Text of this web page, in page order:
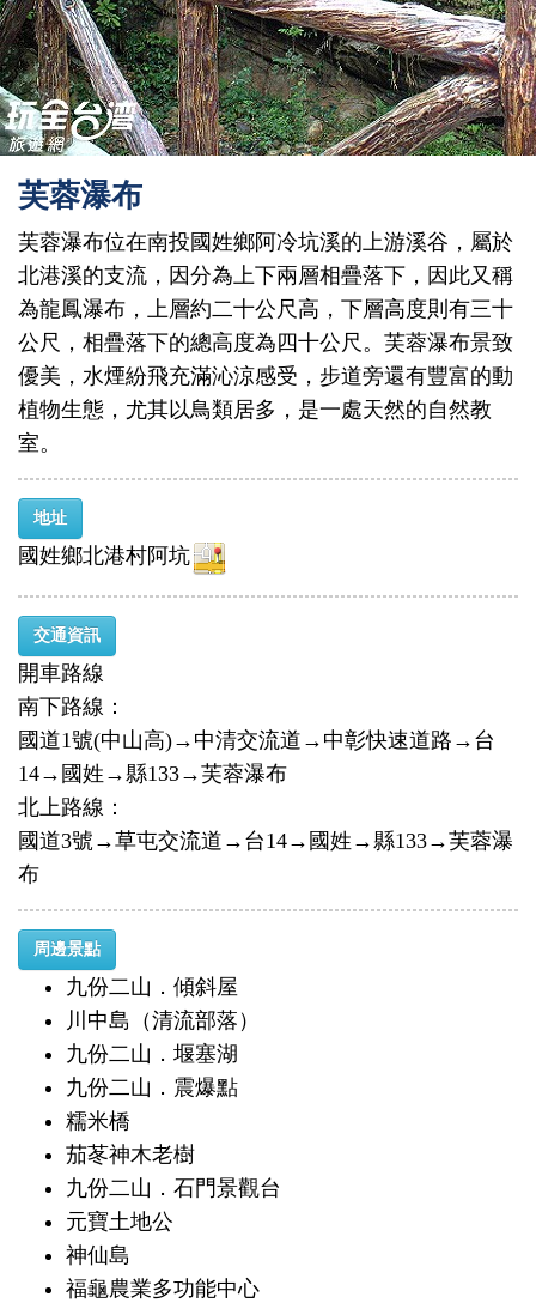
芙蓉瀑布
芙蓉瀑布位在南投國姓鄉阿冷坑溪的上游溪谷，屬於
北港溪的支流，因分為上下兩層相疊落下，因此又稱
為龍鳳瀑布，上層約二十公尺高，下層高度則有三十
公尺，相疊落下的總高度為四十公尺。芙蓉瀑布景致
優美，水煙紛飛充滿沁涼感受，步道旁還有豐富的動
植物生態，尤其以鳥類居多，是一處天然的自然教
室。
地址
國姓鄉北港村阿坑
交通資訊
開車路線
南下路線：
國道1號(中山高)→中清交流道→中彰快速道路→台
14→國姓→縣133→芙蓉瀑布
北上路線：
國道3號→草屯交流道→台14→國姓→縣133→芙蓉瀑
布
周邊景點
九份二山．傾斜屋
川中島（清流部落）
九份二山．堰塞湖
九份二山．震爆點
糯米橋
茄苳神木老樹
九份二山．石門景觀台
元寶土地公
神仙島
福龜農業多功能中心